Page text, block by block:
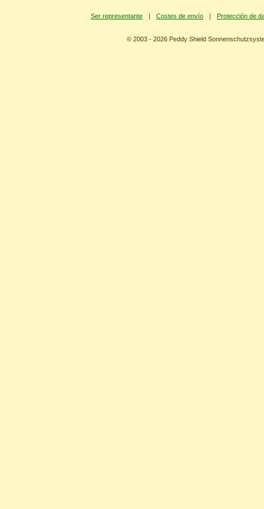
Ser representante | Costes de envío | Protección de
© 2003 - 2026 Peddy Shield